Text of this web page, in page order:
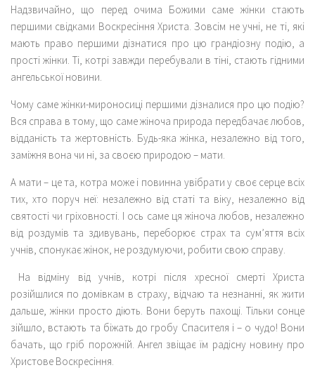
Надзвичайно, що перед очима Божими саме жінки стають
першими свідками Воскресіння Христа. Зовсім не учні, не ті, які
мають право першими дізнатися про цю грандіозну подію, а
прості жінки. Ті, котрі завжди перебували в тіні, стають гідними
ангельської новини.
Чому саме жінки-мироносиці першими дізналися про цю подію?
Вся справа в тому, що саме жіноча природа передбачає любов,
відданість та жертовність. Будь-яка жінка, незалежно від того,
заміжня вона чи ні, за своєю природою – мати.
А мати – це та, котра може і повинна увібрати у своє серце всіх
тих, хто поруч неї: незалежно від статі та віку, незалежно від
святості чи гріховності. І ось саме ця жіноча любов, незалежно
від роздумів та здивувань, переборює страх та сум’яття всіх
учнів, спонукає жінок, не роздумуючи, робити свою справу.
На відміну від учнів, котрі після хресної смерті Христа
розійшлися по домівкам в страху, відчаю та незнанні, як жити
дальше, жінки просто діють. Вони беруть пахощі. Тільки сонце
зійшло, встають та біжать до гробу Спасителя і – о чудо! Вони
бачать, що гріб порожній. Ангел звіщає їм радісну новину про
Христове Воскресіння.